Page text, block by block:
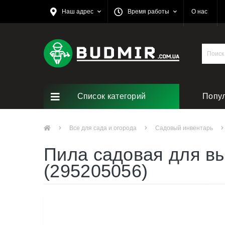
Наш адрес Время работы О нас
Список категорий
Все для сада и огорода Садовый инвентарь
Пила садовая для
(295205056)